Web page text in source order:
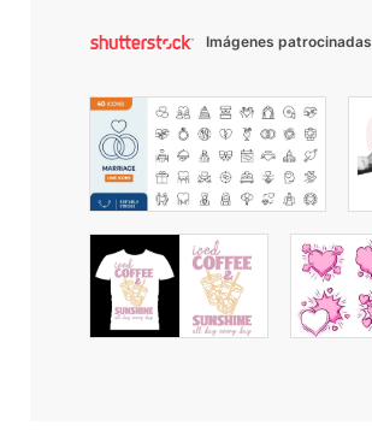
Imágenes patrocinadas